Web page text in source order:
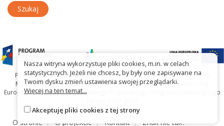
Projekt współfinansowany przez Urząd Marszałkowski Województwa
Małopolskiego w ramach programu Małopolska Gościnna oraz Unię
Europejską w ramach Małopolskiego Regionalnego Programu Operacyjnego
O stronie O projekcie Kontakt Znak nie tak?
Nasza witryna wykorzystuje pliki cookies, m.in. w celach
statystycznych. Jeżeli nie chcesz, by były one zapisywane na
Twoim dysku zmień ustawienia swojej przeglądarki.
Więcej na ten temat...
Akceptuję pliki cookies z tej strony